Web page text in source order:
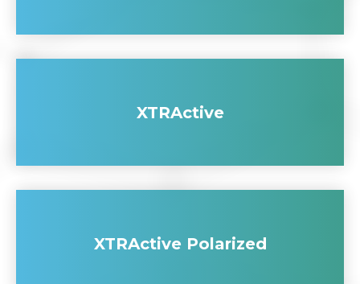
XTRActive
XTRActive Polarized